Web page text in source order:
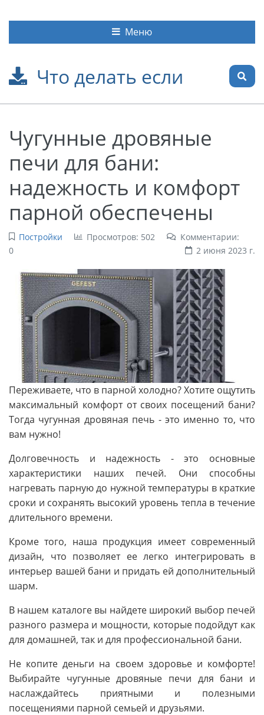
Что делать если
Меню
Чугунные дровяные
печи для бани:
надежность и комфорт
парной обеспечены
Постройки Просмотров: 502
Комментарии:
0
2 июня 2023 г.
Переживаете, что в парной холодно? Хотите ощутить
максимальный комфорт от своих посещений бани?
Тогда чугунная дровяная печь - это именно то, что
вам нужно!
Долговечность и надежность - это основные
характеристики наших печей. Они способны
нагревать парную до нужной температуры в краткие
сроки и сохранять высокий уровень тепла в течение
длительного времени.
Кроме того, наша продукция имеет современный
дизайн, что позволяет ее легко интегрировать в
интерьер вашей бани и придать ей дополнительный
шарм.
В нашем каталоге вы найдете широкий выбор печей
разного размера и мощности, которые подойдут как
для домашней, так и для профессиональной бани.
Не копите деньги на своем здоровье и комфорте!
Выбирайте чугунные дровяные печи для бани и
наслаждайтесь приятными и полезными
посещениями парной семьей и друзьями.